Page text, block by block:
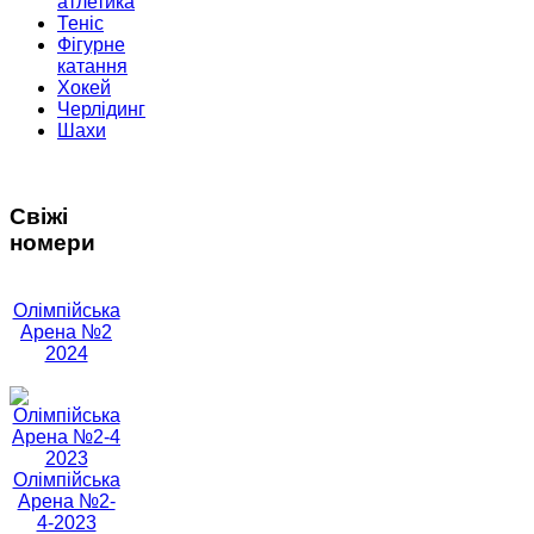
Теніс
Фігурне
катання
Хокей
Черлідинг
Шахи
Свіжі
номери
Олімпійська
Арена №2
2024
Олімпійська
Арена №2-
4-2023